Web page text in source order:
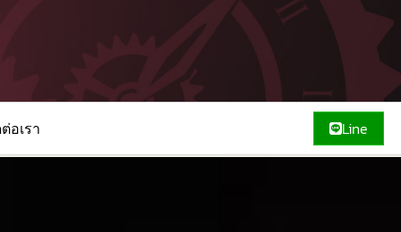
อเรา Line